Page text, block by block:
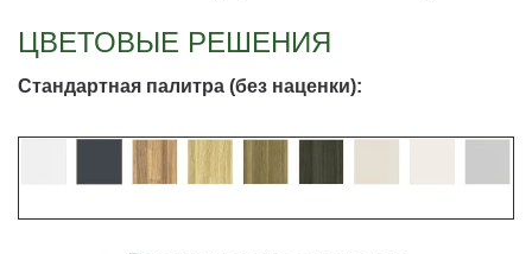
ЦВЕТОВЫЕ РЕШЕНИЯ
Стандартная палитра (без наценки):